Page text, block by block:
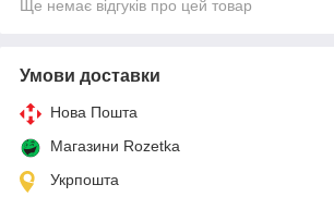
Ще немає відгуків про цей товар
Умови доставки
Нова Пошта
Магазини Rozetka
Укрпошта